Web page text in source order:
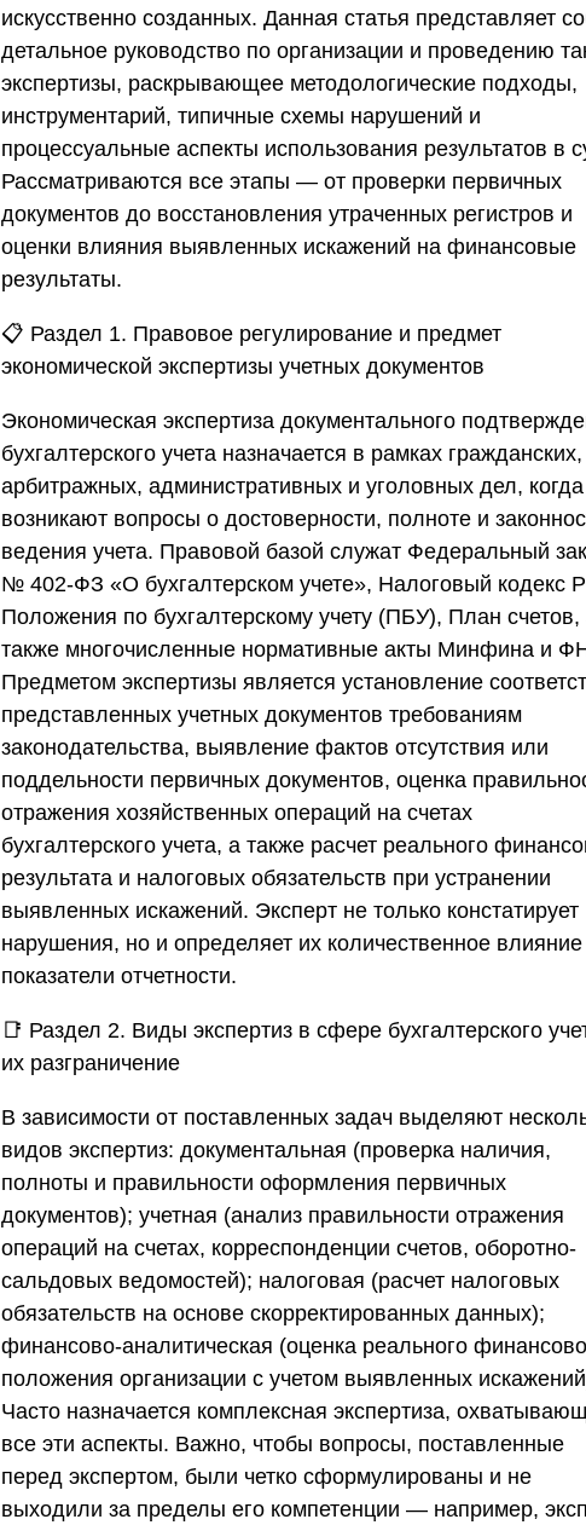
искусственно созданных. Данная статья представляет
детальное руководство по организации и проведению
экспертизы, раскрывающее методологические подходы,
инструментарий, типичные схемы нарушений и
процессуальные аспекты использования результатов в
Рассматриваются все этапы — от проверки первичных
документов до восстановления утраченных регистров и
оценки влияния выявленных искажений на финансовые
результаты.
📋 Раздел 1. Правовое регулирование и предмет
экономической экспертизы учетных документов
Экономическая экспертиза документального
бухгалтерского учета назначается в рамках гражданских,
арбитражных, административных и уголовных дел, когда
возникают вопросы о достоверности, полноте и
ведения учета. Правовой базой служат Федеральный
№ 402-ФЗ «О бухгалтерском учете», Налоговый кодекс
Положения по бухгалтерскому учету (ПБУ), План счетов,
также многочисленные нормативные акты Минфина и
Предметом экспертизы является установление
представленных учетных документов требованиям
законодательства, выявление фактов отсутствия или
поддельности первичных документов, оценка
отражения хозяйственных операций на счетах
бухгалтерского учета, а также расчет реального
результата и налоговых обязательств при устранении
выявленных искажений. Эксперт не только констатирует
нарушения, но и определяет их количественное
показатели отчетности.
📑 Раздел 2. Виды экспертиз в сфере бухгалтерского
их разграничение
В зависимости от поставленных задач выделяют
видов экспертиз: документальная (проверка наличия,
полноты и правильности оформления первичных
документов); учетная (анализ правильности отражения
операций на счетах, корреспонденции счетов, оборотно-
сальдовых ведомостей); налоговая (расчет налоговых
обязательств на основе скорректированных данных);
финансово-аналитическая (оценка реального
положения организации с учетом выявленных
Часто назначается комплексная экспертиза,
все эти аспекты. Важно, чтобы вопросы, поставленные
перед экспертом, были четко сформулированы и не
выходили за пределы его компетенции — например,